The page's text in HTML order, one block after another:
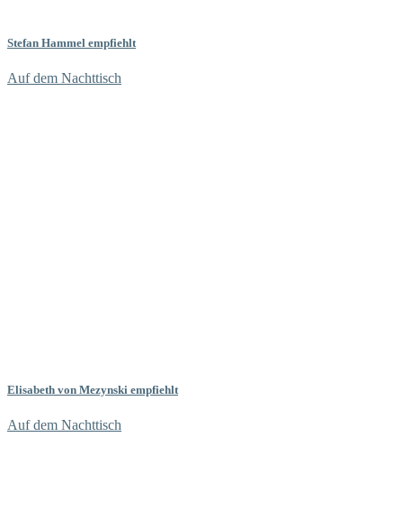
Stefan Hammel empfiehlt
Auf dem Nachttisch
Elisabeth von Mezynski empfiehlt
Auf dem Nachttisch